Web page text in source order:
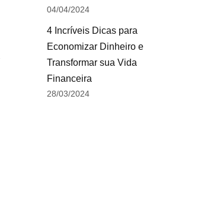
04/04/2024
4 Incríveis Dicas para
Economizar Dinheiro e
Transformar sua Vida
Financeira
28/03/2024